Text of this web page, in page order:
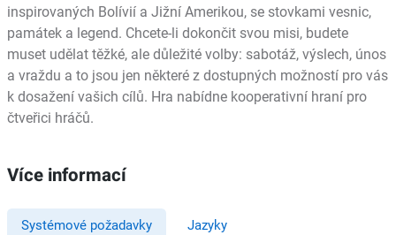
inspirovaných Bolívií a Jižní Amerikou, se stovkami vesnic,
památek a legend. Chcete-li dokončit svou misi, budete
muset udělat těžké, ale důležité volby: sabotáž, výslech, únos
a vraždu a to jsou jen některé z dostupných možností pro vás
k dosažení vašich cílů. Hra nabídne kooperativní hraní pro
čtveřici hráčů.
Více informací
Systémové požadavky Jazyky